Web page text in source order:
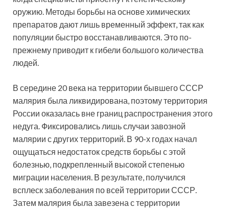
оружию. Методы борьбы на основе химических
препаратов дают лишь временный эффект, так как
популяции быстро восстанавливаются. Это по-
прежнему приводит к гибели большого количества
людей.
В середине 20 века на территории бывшего СССР
малярия была ликвидирована, поэтому территория
России оказалась вне границ распространения этого
недуга. Фиксировались лишь случаи завозной
малярии с других территорий. В 90-х годах начал
ощущаться недостаток средств борьбы с этой
болезнью, подкрепленный высокой степенью
миграции населения. В результате, получился
всплеск заболевания по всей территории СССР.
Затем малярия была завезена с территории